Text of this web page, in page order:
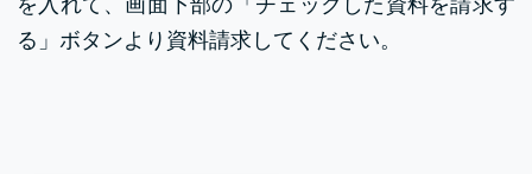
る」ボタンより資料請求してください。